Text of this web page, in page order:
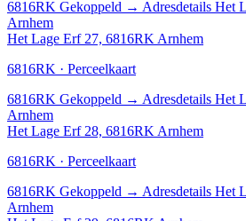
6816RK Gekoppeld → Adresdetails Het
Arnhem
Het Lage Erf 27, 6816RK Arnhem
6816RK · Perceelkaart
6816RK Gekoppeld → Adresdetails Het
Arnhem
Het Lage Erf 28, 6816RK Arnhem
6816RK · Perceelkaart
6816RK Gekoppeld → Adresdetails Het
Arnhem